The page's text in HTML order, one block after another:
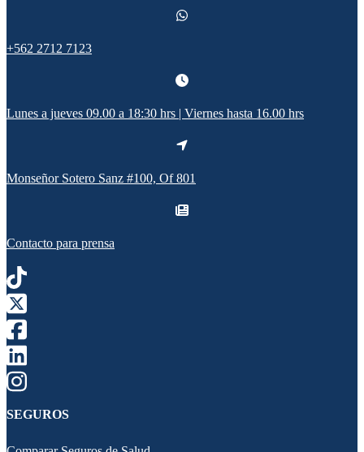
+562 2712 7123
Lunes a jueves 09.00 a 18:30 hrs | Viernes hasta 16.00 hrs
Monseñor Sotero Sanz #100, Of 801
Contacto para prensa
SEGUROS